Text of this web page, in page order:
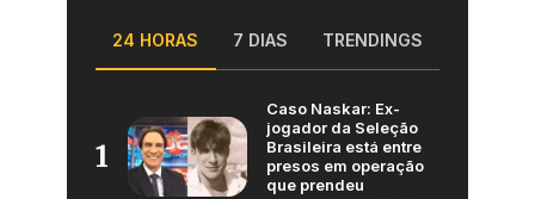
24 HORAS 7 DIAS TRENDINGS
1
Caso Naskar: Ex-
jogador da Seleção
Brasileira está entre
presos em operação
que prendeu